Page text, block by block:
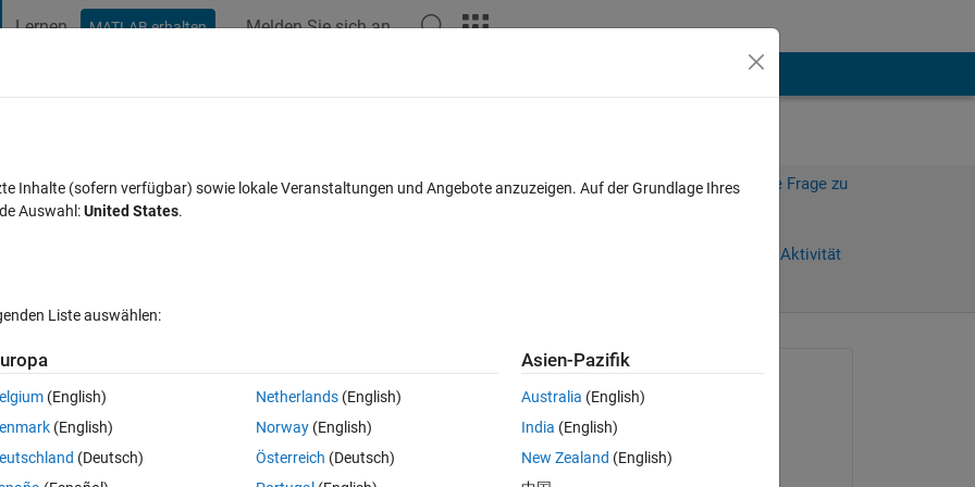
Lernen MATLAB erhalten Melden Sie sich an
on 2nd display
Melden Sie sich an, um diese Frage zu
Anmelden, um Aktivität
In MATLAB Online öffnen 0 Stimmen
to it (just one external display at a time). I would like to open up a
Will this do it, regardless of the resolution etc. of the external display?
KAE
am 1 Feb. 2024
Inhalte (sofern verfügbar) sowie lokale Veranstaltungen und Angebote anzuzeigen. Auf der Grundlage Ihres
Auswahl:United States.
Liste auswählen:
(English)
(English)
(Deutsch)
Netherlands(English)
Norway(English)
Österreich (Deutsch)
Asien-Pazifik
Australia (English)
India (English)
New Zealand (English)